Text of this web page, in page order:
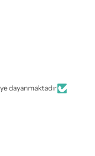
dayanmaktadır